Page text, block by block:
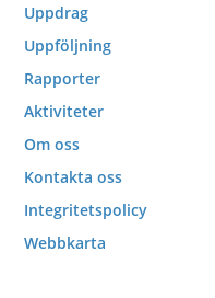
Uppdrag
Uppföljning
Rapporter
Aktiviteter
Om oss
Kontakta oss
Integritetspolicy
Webbkarta